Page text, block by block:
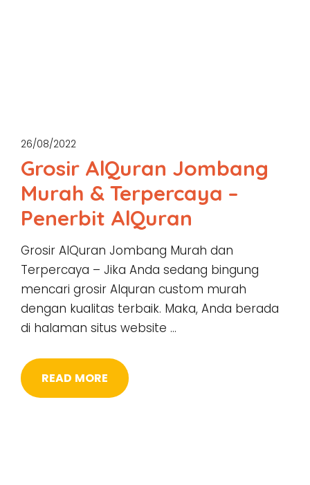
26/08/2022
Grosir AlQuran Jombang
Murah & Terpercaya –
Penerbit AlQuran
Grosir AlQuran Jombang Murah dan
Terpercaya – Jika Anda sedang bingung
mencari grosir Alquran custom murah
dengan kualitas terbaik. Maka, Anda berada
di halaman situs website …
READ MORE